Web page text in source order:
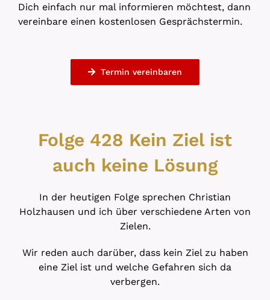
Dich einfach nur mal informieren möchtest, dann
vereinbare einen kostenlosen Gesprächstermin.
Termin vereinbaren
Folge 428 Kein Ziel ist
auch keine Lösung
In der heutigen Folge sprechen Christian
Holzhausen und ich über verschiedene Arten von
Zielen.
Wir reden auch darüber, dass kein Ziel zu haben
eine Ziel ist und welche Gefahren sich da
verbergen.